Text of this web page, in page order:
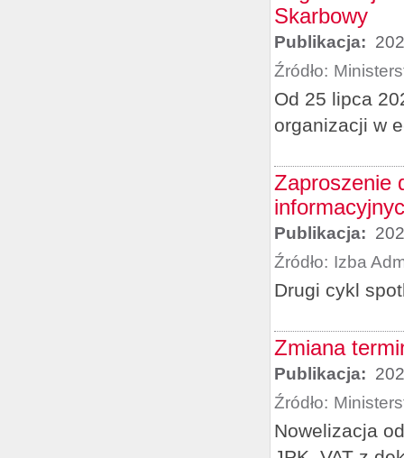
Skarbowy
Publikacja:
Źródło:
Od 25 lipca
organizacji w
Zaproszenie
Publikacja:
Źródło: Izba
Drugi cykl
Zmiana
Publikacja:
Źródło:
Nowelizacja